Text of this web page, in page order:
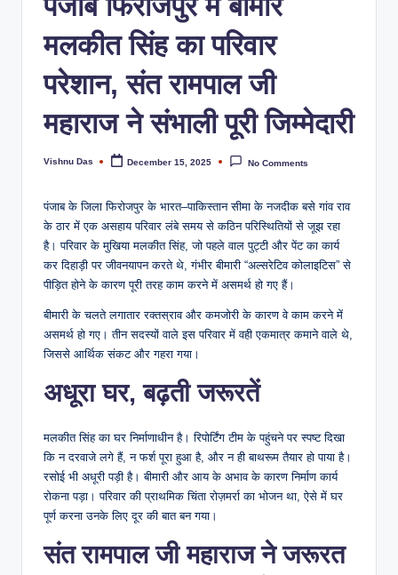
मलकीत सिंह का परिवार
परेशान, संत रामपाल जी
महाराज ने संभाली पूरी जिम्मेदारी
Vishnu Das December 15, 2025 No Comments
पंजाब के जिला फिरोजपुर के भारत–पाकिस्तान सीमा के नजदीक बसे गांव राव
के ठार में एक असहाय परिवार लंबे समय से कठिन परिस्थितियों से जूझ रहा
है। परिवार के मुखिया मलकीत सिंह, जो पहले वाल पुट्टी और पेंट का कार्य
कर दिहाड़ी पर जीवनयापन करते थे, गंभीर बीमारी “अल्सरेटिव कोलाइटिस” से
पीड़ित होने के कारण पूरी तरह काम करने में असमर्थ हो गए हैं।
बीमारी के चलते लगातार रक्तस्राव और कमजोरी के कारण वे काम करने में
असमर्थ हो गए। तीन सदस्यों वाले इस परिवार में वही एकमात्र कमाने वाले थे,
जिससे आर्थिक संकट और गहरा गया।
अधूरा घर, बढ़ती जरूरतें
मलकीत सिंह का घर निर्माणाधीन है। रिपोर्टिंग टीम के पहुंचने पर स्पष्ट दिखा
कि न दरवाजे लगे हैं, न फर्श पूरा हुआ है, और न ही बाथरूम तैयार हो पाया है।
रसोई भी अधूरी पड़ी है। बीमारी और आय के अभाव के कारण निर्माण कार्य
रोकना पड़ा। परिवार की प्राथमिक चिंता रोज़मर्रा का भोजन था, ऐसे में घर
पूर्ण करना उनके लिए दूर की बात बन गया।
संत रामपाल जी महाराज ने जरूरत